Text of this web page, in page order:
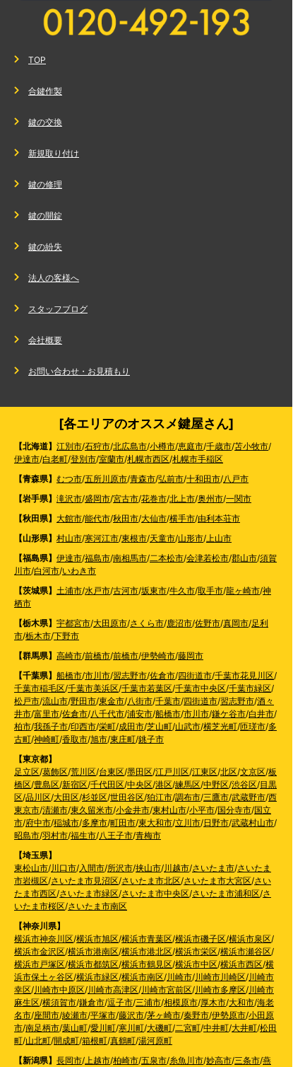
TOP
合鍵作製
鍵の交換
新規取り付け
鍵の修理
鍵の開錠
鍵の紛失
法人の客様へ
スタッフブログ
会社概要
お問い合わせ・お見積もり
[各エリアのオススメ鍵屋さん]
【北海道】 江別市/石狩市/北広島市/小樽市/恵庭市/千歳市/苫小牧市/
伊達市/白老町/登別市/室蘭市/札幌市西区/札幌市手稲区
【青森県】 むつ市/五所川原市/青森市/弘前市/十和田市/八戸市
【岩手県】 滝沢市/盛岡市/宮古市/花巻市/北上市/奥州市/一関市
【秋田県】 大館市/能代市/秋田市/大仙市/横手市/由利本荘市
【山形県】 村山市/寒河江市/東根市/天童市/山形市/上山市
【福島県】 伊達市/福島市/南相馬市/二本松市/会津若松市/郡山市/須賀
川市/白河市/いわき市
【茨城県】 土浦市/水戸市/古河市/坂東市/牛久市/取手市/龍ヶ崎市/神
栖市
【栃木県】 宇都宮市/大田原市/さくら市/鹿沼市/佐野市/真岡市/足利
市/栃木市/下野市
【群馬県】 高崎市/前橋市/前橋市/伊勢崎市/藤岡市
【千葉県】 船橋市/市川市/習志野市/佐倉市/四街道市/千葉市花見川区/
千葉市稲毛区/千葉市美浜区/千葉市若葉区/千葉市中央区/千葉市緑区/
松戸市/流山市/野田市/東金市/八街市/千葉市/四街道市/習志野市/酒々
井市/富里市/佐倉市/八千代市/浦安市/船橋市/市川市/鎌ケ谷市/白井市/
柏市/我孫子市/印西市/栄町/成田市/芝山町/山武市/横芝光町/匝瑳市/多
古町/神崎町/香取市/旭市/東庄町/銚子市
【東京都】
足立区/葛飾区/荒川区/台東区/墨田区/江戸川区/江東区/北区/文京区/板
橋区/豊島区/新宿区/千代田区/中央区/港区/練馬区/中野区/渋谷区/目黒
区/品川区/大田区/杉並区/世田谷区/狛江市/調布市/三鷹市/武蔵野市/西
東京市/清瀬市/東久留米市/小金井市/東村山市/小平市/国分寺市/国立
市/府中市/稲城市/多摩市/町田市/東大和市/立川市/日野市/武蔵村山市/
昭島市/羽村市/福生市/八王子市/青梅市
【埼玉県】
東松山市/川口市/入間市/所沢市/挟山市/川越市/さいたま市/さいたま
市岩槻区/さいたま市見沼区/さいたま市北区/さいたま市大宮区/さい
たま市西区/さいたま市緑区/さいたま市中央区/さいたま市浦和区/さ
いたま市桜区/さいたま市南区
【神奈川県】
横浜市神奈川区/横浜市旭区/横浜市青葉区/横浜市磯子区/横浜市泉区/
横浜市金沢区/横浜市港南区/横浜市港北区/横浜市栄区/横浜市瀬谷区/
横浜市戸塚区/横浜市都筑区/横浜市鶴見区/横浜市中区/横浜市西区/横
浜市保土ヶ谷区/横浜市緑区/横浜市南区/川崎市/川崎市川崎区/川崎市
幸区/川崎市中原区/川崎市高津区/川崎市宮前区/川崎市多摩区/川崎市
麻生区/横須賀市/鎌倉市/逗子市/三浦市/相模原市/厚木市/大和市/海老
名市/座間市/綾瀬市/平塚市/藤沢市/茅ヶ崎市/秦野市/伊勢原市/小田原
市/南足柄市/葉山町/愛川町/寒川町/大磯町/二宮町/中井町/大井町/松田
町/山北町/開成町/箱根町/真鶴町/湯河原町
【新潟県】 長岡市/上越市/柏崎市/五泉市/糸魚川市/妙高市/三条市/燕